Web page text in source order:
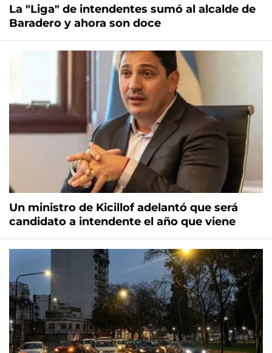
La "Liga" de intendentes sumó al alcalde de
Baradero y ahora son doce
Un ministro de Kicillof adelantó que será
candidato a intendente el año que viene